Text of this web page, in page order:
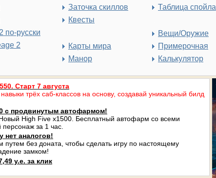
по-русски
2
Заточка скиллов
Квесты
Карты мира
Манор
Таблица спойла
Вещи/Оружие
Примерочная
Калькулятор
Старт 7 августа
трёх саб-классов на основу, создавай уникальный билд
с продвинутым автофармом!
High Five x1500. Бесплатный автофарм со всеми
за 1 час.
нет аналогов!
путем без доната, чтобы сделать игру по настоящему
замком!
у.е. за клик